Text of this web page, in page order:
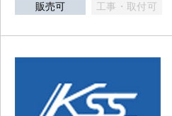
販売可 工事・取付可